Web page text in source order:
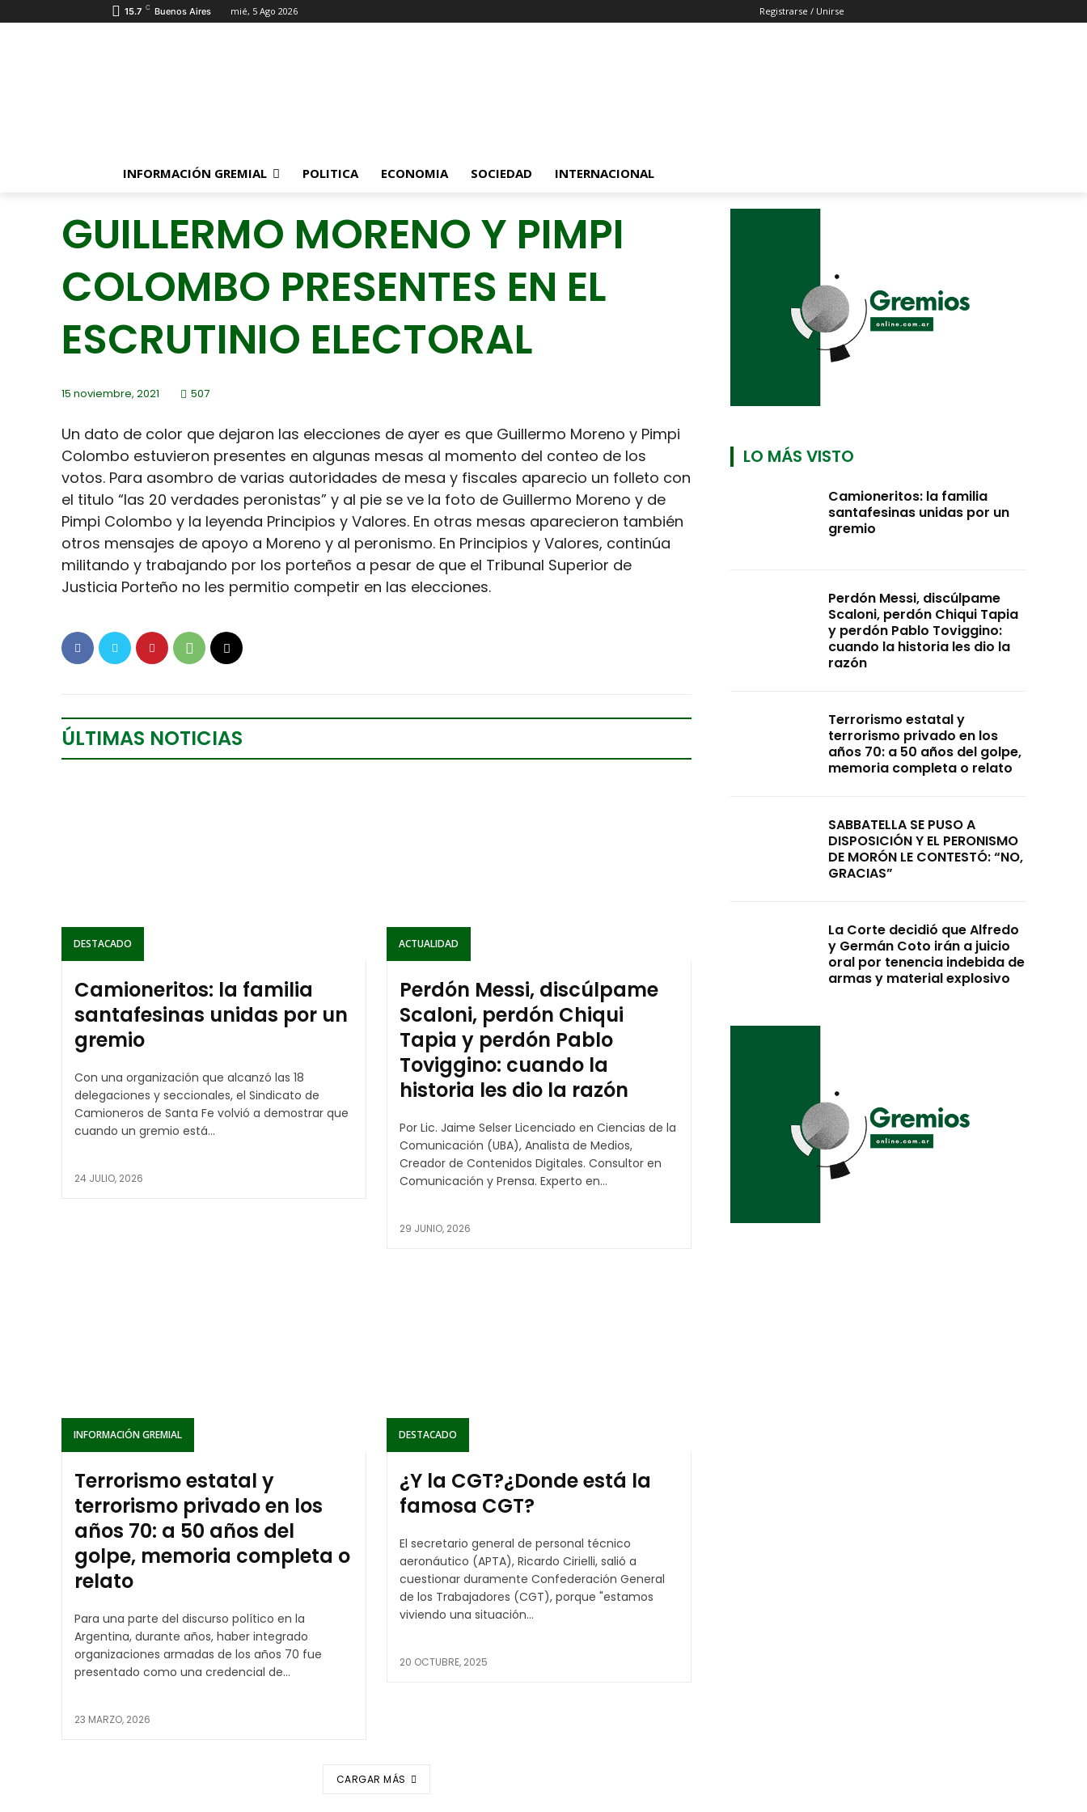
15.7 C Buenos Aires mié, 5 Ago 2026 Registrarse / Unirse
INFORMACIÓN GREMIAL POLITICA ECONOMIA SOCIEDAD INTERNACIONAL
GUILLERMO MORENO Y PIMPI
COLOMBO PRESENTES EN EL
ESCRUTINIO ELECTORAL
15 noviembre, 2021 507
Un dato de color que dejaron las elecciones de ayer es que Guillermo Moreno y Pimpi
Colombo estuvieron presentes en algunas mesas al momento del conteo de los
votos. Para asombro de varias autoridades de mesa y fiscales aparecio un folleto con
el titulo “las 20 verdades peronistas” y al pie se ve la foto de Guillermo Moreno y de
Pimpi Colombo y la leyenda Principios y Valores. En otras mesas aparecieron también
otros mensajes de apoyo a Moreno y al peronismo. En Principios y Valores, continúa
militando y trabajando por los porteños a pesar de que el Tribunal Superior de
Justicia Porteño no les permitio competir en las elecciones.
ÚLTIMAS NOTICIAS
DESTACADO
Camioneritos: la familia
santafesinas unidas por un
gremio
Con una organización que alcanzó las 18
delegaciones y seccionales, el Sindicato de
Camioneros de Santa Fe volvió a demostrar que
cuando un gremio está...
24 JULIO, 2026
ACTUALIDAD
Perdón Messi, discúlpame
Scaloni, perdón Chiqui
Tapia y perdón Pablo
Toviggino: cuando la
historia les dio la razón
Por Lic. Jaime Selser Licenciado en Ciencias de la
Comunicación (UBA), Analista de Medios,
Creador de Contenidos Digitales. Consultor en
Comunicación y Prensa. Experto en...
29 JUNIO, 2026
INFORMACIÓN GREMIAL
Terrorismo estatal y
terrorismo privado en los
años 70: a 50 años del
golpe, memoria completa o
relato
Para una parte del discurso político en la
Argentina, durante años, haber integrado
organizaciones armadas de los años 70 fue
presentado como una credencial de...
23 MARZO, 2026
DESTACADO
¿Y la CGT?¿Donde está la
famosa CGT?
El secretario general de personal técnico
aeronáutico (APTA), Ricardo Cirielli, salió a
cuestionar duramente Confederación General
de los Trabajadores (CGT), porque "estamos
viviendo una situación...
20 OCTUBRE, 2025
CARGAR MÁS
LO MÁS VISTO
Camioneritos: la familia
santafesinas unidas por un
gremio
Perdón Messi, discúlpame
Scaloni, perdón Chiqui Tapia
y perdón Pablo Toviggino:
cuando la historia les dio la
razón
Terrorismo estatal y
terrorismo privado en los
años 70: a 50 años del golpe,
memoria completa o relato
SABBATELLA SE PUSO A
DISPOSICIÓN Y EL PERONISMO
DE MORÓN LE CONTESTÓ: “NO,
GRACIAS”
La Corte decidió que Alfredo
y Germán Coto irán a juicio
oral por tenencia indebida de
armas y material explosivo